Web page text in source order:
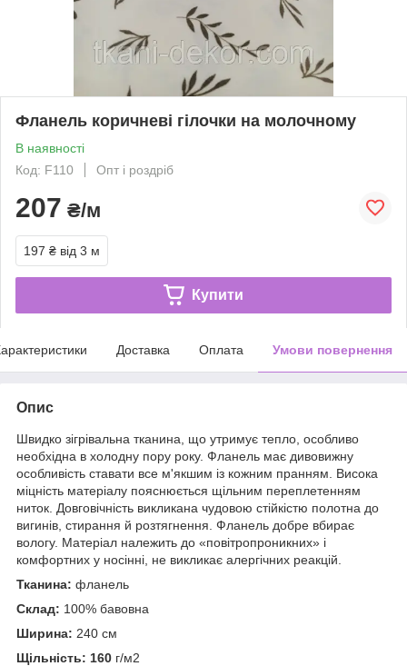
Фланель коричневі гілочки на молочному
В наявності
Код: F110
Опт і роздріб
207 ₴/м
197 ₴ від 3 м
Купити
Доставка Оплата Умови повернення
Опис
Швидко зігрівальна тканина, що утримує тепло, особливо
необхідна в холодну пору року. Фланель має дивовижну
особливість ставати все м'якшим із кожним пранням. Висока
міцність матеріалу пояснюється щільним переплетенням
ниток. Довговічність викликана чудовою стійкістю полотна до
вигинів, стирання й розтягнення. Фланель добре вбирає
вологу. Матеріал належить до «повітропроникних» і
комфортних у носінні, не викликає алергічних реакцій.
Тканина: фланель
Склад: 100% бавовна
Ширина: 240 см
Щільність: 160 г/м2